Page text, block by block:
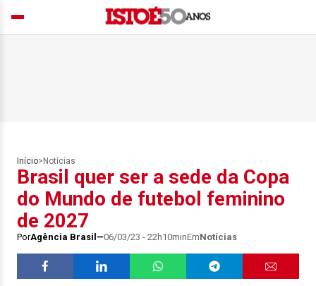
Início> Notícias
Brasil quer ser a sede da Copa
do Mundo de futebol feminino
de 2027
PorAgência Brasil 06/03/23 - 22h10minEmNotícias